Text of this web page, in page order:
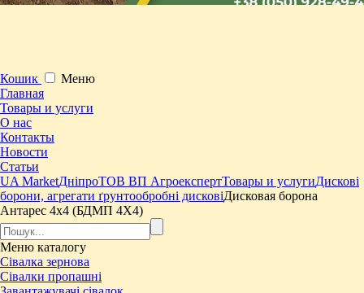
Кошик
Меню
Главная
Товары и услуги
О нас
Контакты
Новости
Статьи
UA MarketДніпроТОВ ВП АгроекспертТовары и услугиДискові
борони, агрегати ґрунтообробні дисковіДисковая борона
Антарес 4х4 (БДМП 4Х4)
Меню каталогу
Сівалка зернова
Сівалки пропашні